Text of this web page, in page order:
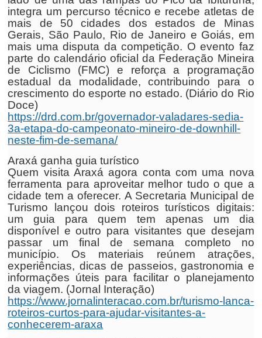
integra um percurso técnico e recebe atletas de
mais de 50 cidades dos estados de Minas
Gerais, São Paulo, Rio de Janeiro e Goiás, em
mais uma disputa da competição. O evento faz
parte do calendário oficial da Federação Mineira
de Ciclismo (FMC) e reforça a programação
estadual da modalidade, contribuindo para o
crescimento do esporte no estado. (Diário do Rio
Doce)
https://drd.com.br/governador-valadares-sedia-
3a-etapa-do-campeonato-mineiro-de-downhill-
neste-fim-de-semana/
Araxá ganha guia turístico
Quem visita Araxá agora conta com uma nova
ferramenta para aproveitar melhor tudo o que a
cidade tem a oferecer. A Secretaria Municipal de
Turismo lançou dois roteiros turísticos digitais:
um guia para quem tem apenas um dia
disponível e outro para visitantes que desejam
passar um final de semana completo no
município. Os materiais reúnem atrações,
experiências, dicas de passeios, gastronomia e
informações úteis para facilitar o planejamento
da viagem. (Jornal Interação)
https://www.jornalinteracao.com.br/turismo-lanca-
roteiros-curtos-para-ajudar-visitantes-a-
conhecerem-araxa